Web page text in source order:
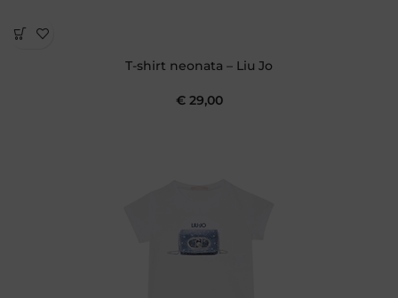
T-shirt neonata – Liu Jo
€29,00